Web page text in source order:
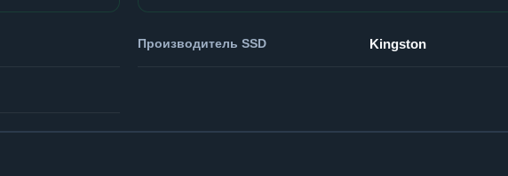
Производитель SSD Kingston